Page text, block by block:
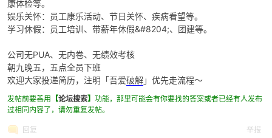
po
康体检等。
娱乐关怀：员工康乐活动、节日关怀、疾病看望等。
学习休假：员工培训、带薪年休假&#8204;、团建等。
公司无PUA、无内卷、无绩效考核
朝九晚五，五点全员下班
欢迎大家投递简历，注明「吾爱破解」优先走流程～
发帖前要善用 【论坛搜索】 功能，那里可能会有你要找的答案或者已经有人发布
过相同内容了，请勿重复发帖。
回复 举报